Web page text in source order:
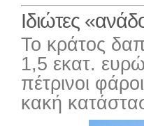
Ιδιώτες
Το κράτος
1,5 εκατ.
πέτρινοι
κακή